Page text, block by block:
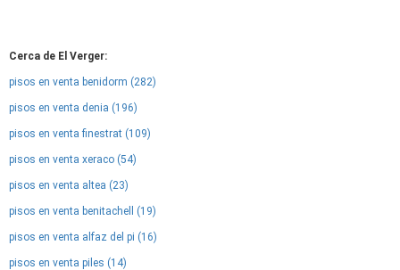
Cerca de El Verger:
pisos en venta benidorm (282)
pisos en venta denia (196)
pisos en venta finestrat (109)
pisos en venta xeraco (54)
pisos en venta altea (23)
pisos en venta benitachell (19)
pisos en venta alfaz del pi (16)
pisos en venta piles (14)